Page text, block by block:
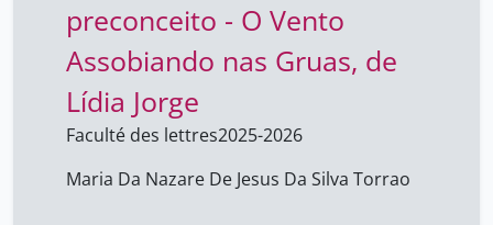
preconceito - O Vento
Assobiando nas Gruas, de
Lídia Jorge
Faculté des lettres2025-2026
Maria Da Nazare De Jesus Da Silva Torrao